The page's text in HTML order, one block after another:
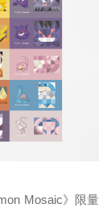
Mosaic》限量